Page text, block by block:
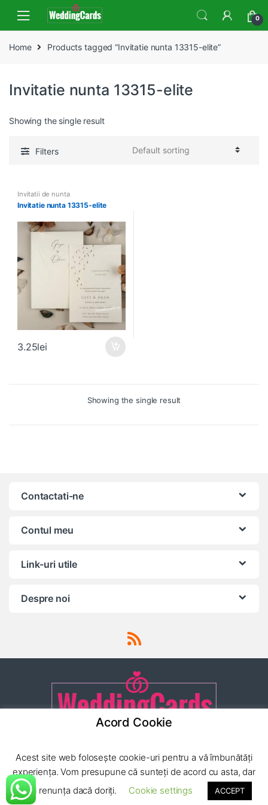
navigation
content
0
Home Products tagged “Invitatie nunta 13315-elite”
Invitatie nunta 13315-elite
Showing the single result
Filters
Invitatii de nunta
Invitatie nunta 13315-elite
3.25lei
Showing the single result
Contactati-ne
Contul meu
Link-uri utile
Despre noi
24/7!
(0040) 752 222
779
Acord Cookie
Acest site web folosește cookie-uri pentru a vă îmbunătăți
experiența. Vom presupune că sunteți de acord cu asta, dar
puteți renunța dacă doriți.
Cookie settings ACCEPT